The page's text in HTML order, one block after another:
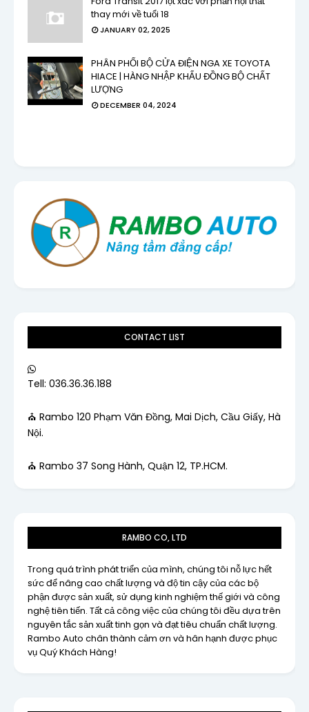
thay mới về tuổi 18
JANUARY 02, 2025
PHÂN PHỐI BỘ CỬA ĐIỆN NGA XE TOYOTA
HIACE | HÀNG NHẬP KHẨU ĐỒNG BỘ CHẤT
LƯỢNG
DECEMBER 04, 2024
CONTACT LIST
Tell: 036.36.36.188
⛪ Rambo 120 Phạm Văn Đồng, Mai Dịch, Cầu Giấy, Hà
Nội.
⛪ Rambo 37 Song Hành, Quận 12, TP.HCM.
RAMBO CO, LTD
Trong quá trình phát triển của mình, chúng tôi nỗ lực hết
sức để nâng cao chất lượng và độ tin cậy của các bộ
phận được sản xuất, sử dụng kinh nghiệm thế giới và công
nghệ tiên tiến. Tất cả công việc của chúng tôi đều dựa trên
nguyên tắc sản xuất tinh gọn và đạt tiêu chuẩn chất lượng.
Rambo Auto chân thành cảm ơn và hân hạnh được phục
vụ Quý Khách Hàng!